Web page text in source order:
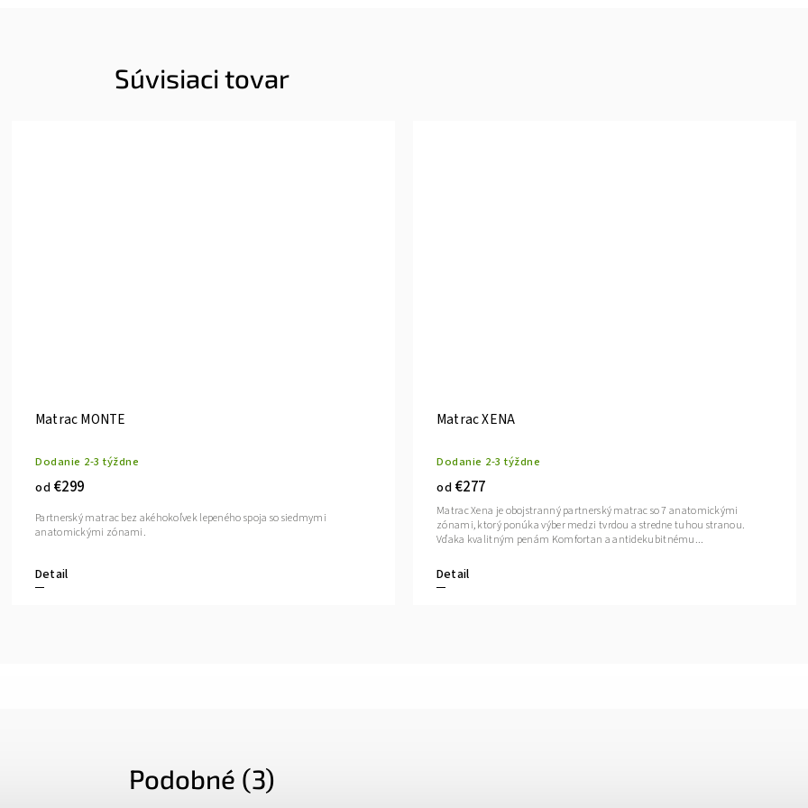
Súvisiaci tovar
Matrac MONTE
Dodanie 2-3 týždne
od €299
Detail
Partnerský matrac bez akéhokoľvek lepeného spoja so siedmymi
anatomickými zónami.
Matrac XENA
Dodanie 2-3 týždne
od €277
Detail
Matrac Xena je obojstranný partnerský matrac so 7 anatomickými
zónami, ktorý ponúka výber medzi tvrdou a stredne tuhou stranou.
Vďaka kvalitným penám Komfortan a antidekubitnému...
Podobné (3)